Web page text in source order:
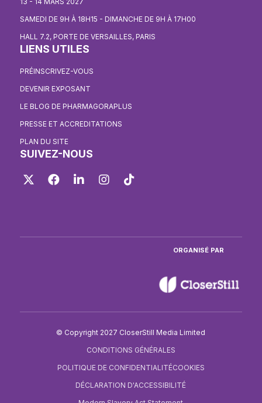
SAMEDI DE 9H À 18H15 - DIMANCHE DE 9H À 17H00
HALL 7.2, PORTE DE VERSAILLES, PARIS
LIENS UTILES
PRÉINSCRIVEZ-VOUS
DEVENIR EXPOSANT
LE BLOG DE PHARMAGORAPLUS
PRESSE ET ACCREDITATIONS
PLAN DU SITE
SUIVEZ-NOUS
Twitter FacebookLinkedIn Instagram
ORGANISÉ PAR
© Copyright 2027 CloserStill Media Limited
CONDITIONS GÉNÉRALES
POLITIQUE DE CONFIDENTIALITÉCOOKIES
DÉCLARATION D'ACCESSIBILITÉ